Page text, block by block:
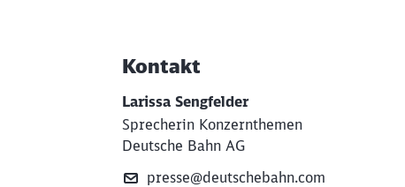
Weiterführende
Kontakt
Larissa Sengfelder
Sprecherin Konzernthemen
Deutsche Bahn AG
presse@deutschebahn.com